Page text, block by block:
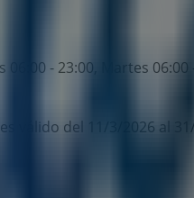
- 23:00, Martes 06:00
válido del 11/3/2026 al